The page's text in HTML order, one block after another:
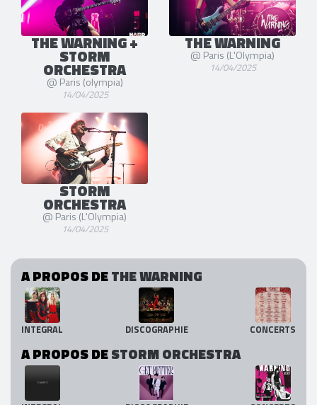
THE WARNING +
STORM
ORCHESTRA
@ Paris (olympia)
14/04/2025
THE WARNING
@ Paris (L'Olympia)
14/04/2025
STORM
ORCHESTRA
@ Paris (L'Olympia)
14/04/2025
A PROPOS DETHE WARNING
INTEGRAL DISCOGRAPHIE CONCERTS
A PROPOS DESTORM ORCHESTRA